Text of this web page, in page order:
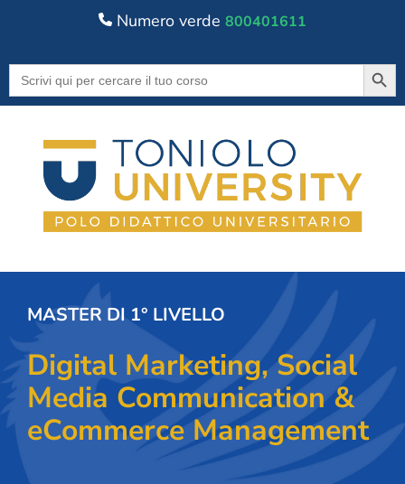
Numero verde 800401611
Search
for:
MASTER DI 1° LIVELLO
Digital Marketing, Social
Media Communication &
eCommerce Management